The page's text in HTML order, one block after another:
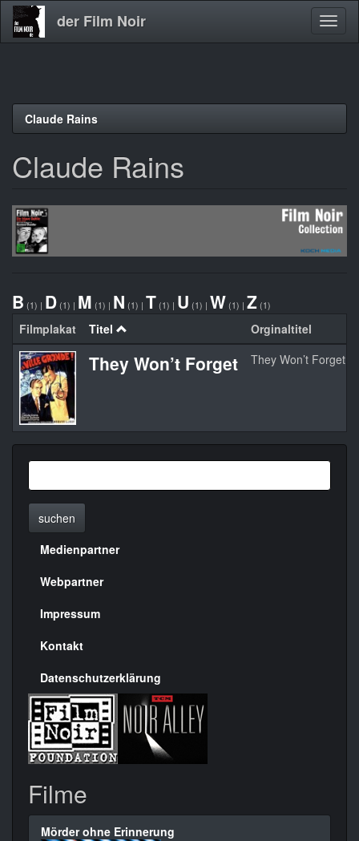
Direkt
der Film Noir
Claude Rains
Claude Rains
B (1) | D (1) | M (1) | N (1) | T (1) | U (1) | W (1) | Z (1)
Filmplakat Titel Orginaltitel
They Won’t Forget They Won’t Forget
suchen
Menülinks
rechte
Seite
Medienpartner
Webpartner
Impressum
Kontakt
Datenschutzerklärung
Filme
Mörder ohne Erinnerung